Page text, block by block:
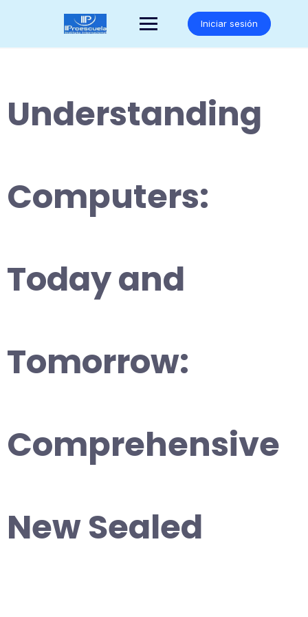
Iniciar sesión
Understanding
Computers:
Today and
Tomorrow:
Comprehensive
New Sealed